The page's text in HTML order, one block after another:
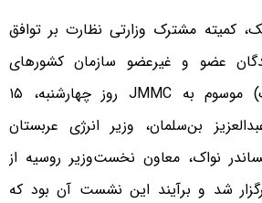
کمیته مشترک وزارتی نظارت بر توافق
عضو و غیرعضو سازمان کشورهای
صادرکننده نفت (اوپک) موسوم به JMMC روز چهارشنبه، ۱۵
بن‌سلمان، وزیر انرژی عربستان
نواک، معاون نخست‌وزیر روسیه از
شد و برآیند این نشست آن بود که